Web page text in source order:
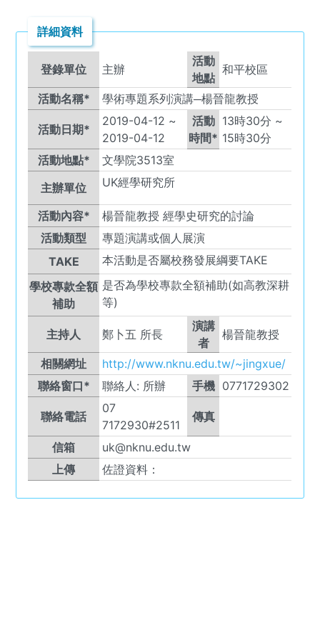
詳細資料
登錄單位 主辦
活動
地點
和平校區
活動名稱* 學術專題系列演講─楊晉龍教授
活動日期*
2019-04-12 ~
2019-04-12
活動
時間*
13時30
分 ~
15時30分
活動地點*
文學院3513室
主辦單位
UK經學研究所
活動內容*
楊晉龍教授 經學史研究的討論
活動類型
專題演講或個人展演
TAKE
本活動是否屬校務發展綱要TAKE
學校專款全額
補助
是否為學校專款全額補助(如高教深耕
等)
主持人 鄭卜五 所長
演講
者
楊晉龍教授
相關網址
http://www.nknu.edu.tw/~jingxue/
聯絡窗口*
聯絡人: 所辦 手機 0771729302
聯絡電話
07
7172930#2511
傳真
信箱
uk@nknu.edu.tw
上傳
佐證資料：